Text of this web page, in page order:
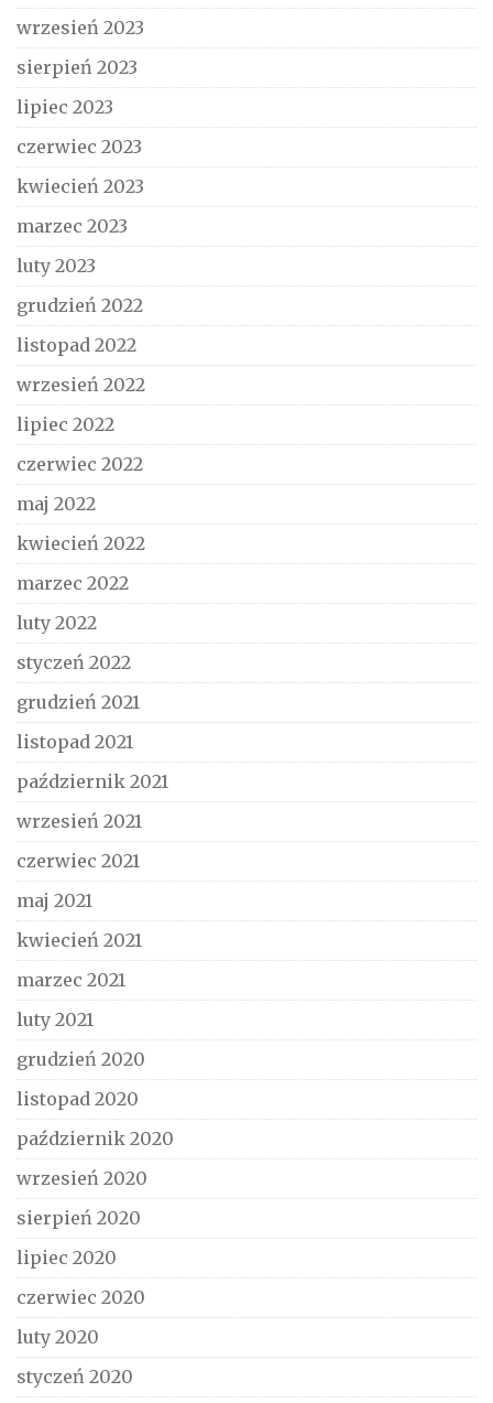
wrzesień 2023
sierpień 2023
lipiec 2023
czerwiec 2023
kwiecień 2023
marzec 2023
luty 2023
grudzień 2022
listopad 2022
wrzesień 2022
lipiec 2022
czerwiec 2022
maj 2022
kwiecień 2022
marzec 2022
luty 2022
styczeń 2022
grudzień 2021
listopad 2021
październik 2021
wrzesień 2021
czerwiec 2021
maj 2021
kwiecień 2021
marzec 2021
luty 2021
grudzień 2020
listopad 2020
październik 2020
wrzesień 2020
sierpień 2020
lipiec 2020
czerwiec 2020
luty 2020
styczeń 2020